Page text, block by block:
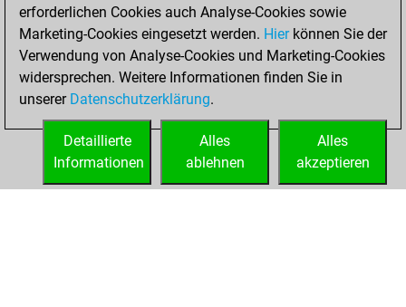
Sonntag,
September 10,
2023
You created
your Studies account
Studies
erforderlichen Cookies auch Analyse-Cookies sowie
Marketing-Cookies eingesetzt werden. Hierkönnen Sie der
Verwendung von Analyse-Cookies und Marketing-Cookies
widersprechen. Weitere Informationen finden Sie in
unserer Datenschutzerklärung.
Alles
akzeptieren
Alles
ablehnen
Detaillierte
Informationen